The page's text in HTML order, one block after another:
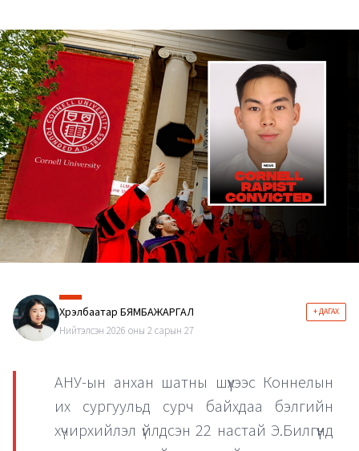
Хүрэлбаатар БЯМБАЖАРГАЛ + ДАГАХ
Нийтэлсэн 2026 оны 2 сарын 27
АНУ-ын анхан шатны шүүхээс Коннелын
их сургуульд сурч байхдаа бэлгийн
хүчирхийлэл үйлдсэн 22 настай Э.Билгүүнд